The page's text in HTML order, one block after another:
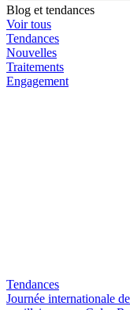
Blog et tendances
Voir tous
Tendances
Nouvelles
Traitements
Engagement
Tendances
Journée internationale